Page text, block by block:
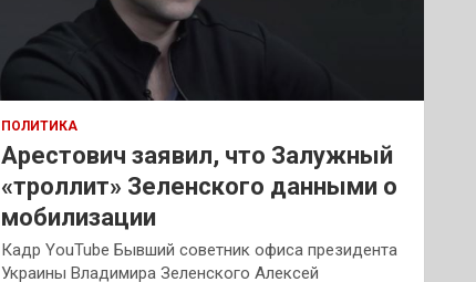
ПОЛИТИКА
Арестович заявил, что Залужный
«троллит» Зеленского данными о
мобилизации
Кадр YouTube Бывший советник офиса президента
Украины Владимира Зеленского Алексей